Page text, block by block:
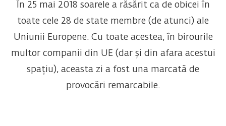
În 25 mai 2018 soarele a răsărit ca de obicei în
toate cele 28 de state membre (de atunci) ale
Uniunii Europene. Cu toate acestea, în birourile
multor companii din UE (dar și din afara acestui
spațiu), aceasta zi a fost una marcată de
provocări remarcabile.